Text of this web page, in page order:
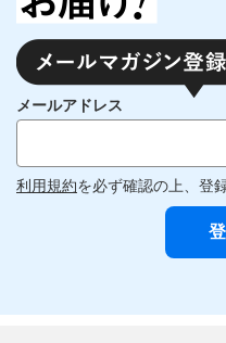
メールアドレス
利用規約を必ず確認の上、登